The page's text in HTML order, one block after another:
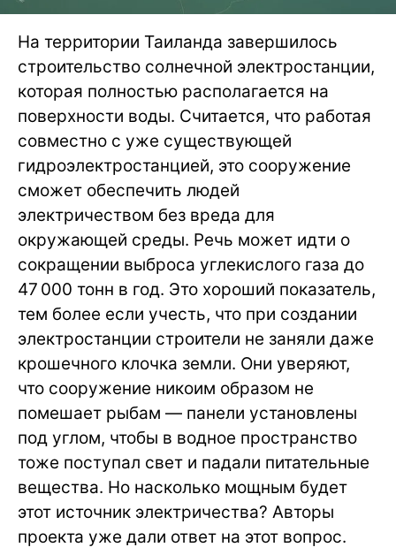
На территории Таиланда завершилось
строительство солнечной электростанции,
которая полностью располагается на
поверхности воды. Считается, что работая
совместно с уже существующей
гидроэлектростанцией, это сооружение
сможет обеспечить людей
электричеством без вреда для
окружающей среды. Речь может идти о
сокращении выброса углекислого газа до
47 000 тонн в год. Это хороший показатель,
тем более если учесть, что при создании
электростанции строители не заняли даже
крошечного клочка земли. Они уверяют,
что сооружение никоим образом не
помешает рыбам — панели установлены
под углом, чтобы в водное пространство
тоже поступал свет и падали питательные
вещества. Но насколько мощным будет
этот источник электричества? Авторы
проекта уже дали ответ на этот вопрос.